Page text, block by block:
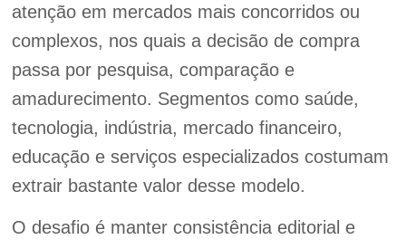
atenção em mercados mais concorridos ou
complexos, nos quais a decisão de compra
passa por pesquisa, comparação e
amadurecimento. Segmentos como saúde,
tecnologia, indústria, mercado financeiro,
educação e serviços especializados costumam
extrair bastante valor desse modelo.
O desafio é manter consistência editorial e